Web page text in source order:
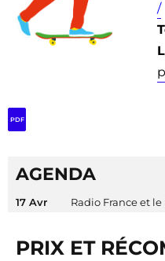
/
PDF
AGENDA
17 Avr Radio France et
PRIX ET